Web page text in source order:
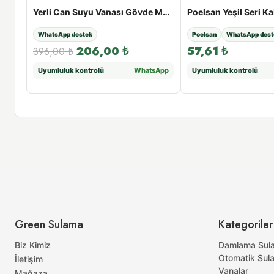
Yerli Can Suyu Vanası Gövde Mandallı
WhatsApp destek
396,00₺ 206,00 ₺
Uyumluluk kontrolü WhatsApp
Poelsan WhatsApp
57,61 ₺
Uyumluluk kontrolü
Green Sulama
Biz Kimiz
İletişim
Kategoriler
Damlama
Otomatik
Vanalar